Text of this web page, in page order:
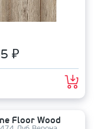
₽
Floor Wood